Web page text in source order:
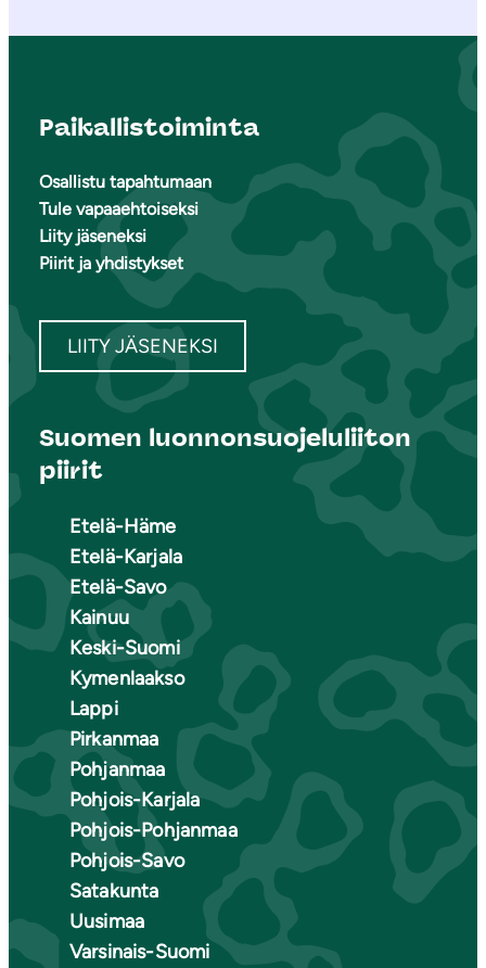
Paikallistoiminta
Osallistu tapahtumaan
Tule vapaaehtoiseksi
Liity jäseneksi
Piirit ja yhdistykset
LIITY JÄSENEKSI
Suomen luonnonsuojeluliiton
piirit
Etelä-Häme
Etelä-Karjala
Etelä-Savo
Kainuu
Keski-Suomi
Kymenlaakso
Lappi
Pirkanmaa
Pohjanmaa
Pohjois-Karjala
Pohjois-Pohjanmaa
Pohjois-Savo
Satakunta
Uusimaa
Varsinais-Suomi